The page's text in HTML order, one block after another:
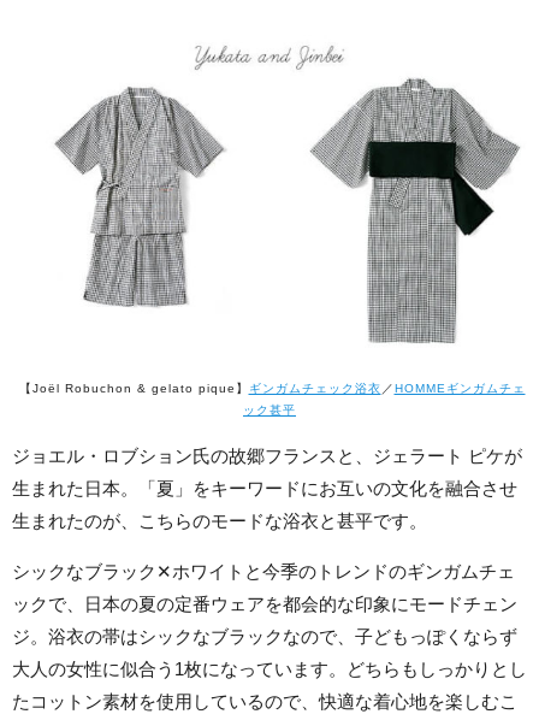
【Joël Robuchon & gelato pique】 ギンガムチェック浴衣 ／ HOMMEギンガムチェ
ック甚平
ジョエル・ロブション氏の故郷フランスと、ジェラート ピケが
生まれた日本。「夏」をキーワードにお互いの文化を融合させ
生まれたのが、こちらのモードな浴衣と甚平です。
シックなブラック✕ホワイトと今季のトレンドのギンガムチェ
ックで、日本の夏の定番ウェアを都会的な印象にモードチェン
ジ。浴衣の帯はシックなブラックなので、子どもっぽくならず
大人の女性に似合う1枚になっています。どちらもしっかりとし
たコットン素材を使用しているので、快適な着心地を楽しむこ